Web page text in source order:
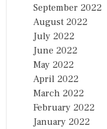
September 2022
August 2022
July 2022
June 2022
May 2022
April 2022
March 2022
February 2022
January 2022